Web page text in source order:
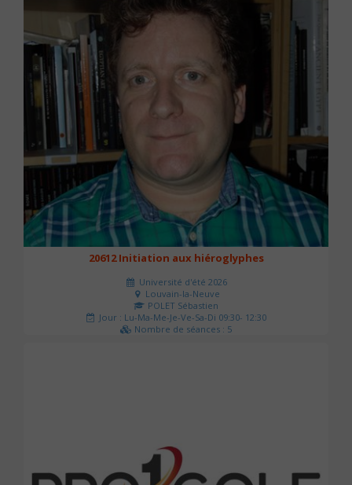
20612 Initiation aux hiéroglyphes
Université d'été 2026
Louvain-la-Neuve
POLET Sébastien
Jour : Lu-Ma-Me-Je-Ve-Sa-Di 09:30- 12:30
Nombre de séances : 5